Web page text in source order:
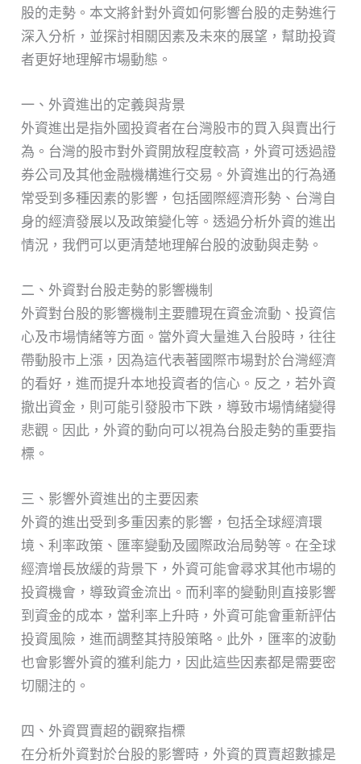
股的走勢。本文將針對外資如何影響台股的走勢進行
深入分析，並探討相關因素及未來的展望，幫助投資
者更好地理解市場動態。
一、外資進出的定義與背景
外資進出是指外國投資者在台灣股市的買入與賣出行
為。台灣的股市對外資開放程度較高，外資可透過證
券公司及其他金融機構進行交易。外資進出的行為通
常受到多種因素的影響，包括國際經濟形勢、台灣自
身的經濟發展以及政策變化等。透過分析外資的進出
情況，我們可以更清楚地理解台股的波動與走勢。
二、外資對台股走勢的影響機制
外資對台股的影響機制主要體現在資金流動、投資信
心及市場情緒等方面。當外資大量進入台股時，往往
帶動股市上漲，因為這代表著國際市場對於台灣經濟
的看好，進而提升本地投資者的信心。反之，若外資
撤出資金，則可能引發股市下跌，導致市場情緒變得
悲觀。因此，外資的動向可以視為台股走勢的重要指
標。
三、影響外資進出的主要因素
外資的進出受到多重因素的影響，包括全球經濟環
境、利率政策、匯率變動及國際政治局勢等。在全球
經濟增長放緩的背景下，外資可能會尋求其他市場的
投資機會，導致資金流出。而利率的變動則直接影響
到資金的成本，當利率上升時，外資可能會重新評估
投資風險，進而調整其持股策略。此外，匯率的波動
也會影響外資的獲利能力，因此這些因素都是需要密
切關注的。
四、外資買賣超的觀察指標
在分析外資對於台股的影響時，外資的買賣超數據是